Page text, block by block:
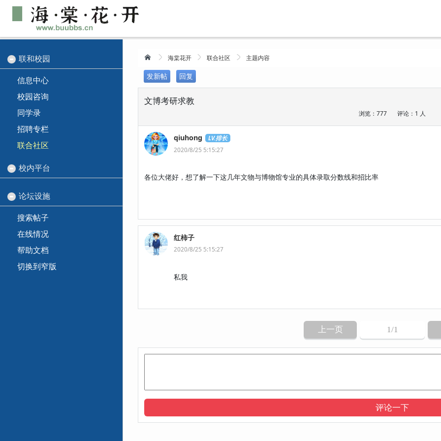
联和校园
信息中心
校园咨询
同学录
招聘专栏
联合社区
校内平台
论坛设施
搜索帖子
在线情况
帮助文档
切换到窄版
海棠花开 联合社区 主题内容
发新帖 回复
文博考研求教
浏览：777 评论：1 人
qiuhong
LV.排长
2020/8/25 5:15:27
各位大佬好，想了解一下这几年文物与博物馆专业的具体录取分数线和招比率
红柿子
2020/8/25 5:15:27
私我
上一页 1/1